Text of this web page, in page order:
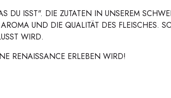
DU ISST". DIE ZUTATEN IN UNSEREM
UND DIE QUALITÄT DES FLEISCHES.
WIRD.
RENAISSANCE ERLEBEN WIRD!